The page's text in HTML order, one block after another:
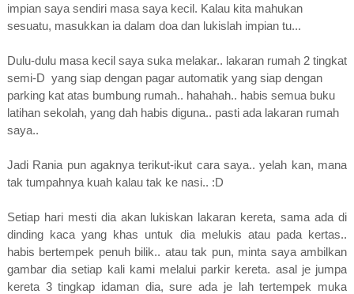
impian saya sendiri masa saya kecil. Kalau kita mahukan
sesuatu, masukkan ia dalam doa dan lukislah impian tu...
Dulu-dulu masa kecil saya suka melakar.. lakaran rumah 2 tingkat
semi-D yang siap dengan pagar automatik yang siap dengan
parking kat atas bumbung rumah.. hahahah.. habis semua buku
latihan sekolah, yang dah habis diguna.. pasti ada lakaran rumah
saya..
Jadi Rania pun agaknya terikut-ikut cara saya.. yelah kan, mana
tak tumpahnya kuah kalau tak ke nasi.. :D
Setiap hari mesti dia akan lukiskan lakaran kereta, sama ada di
dinding kaca yang khas untuk dia melukis atau pada kertas..
habis bertempek penuh bilik.. atau tak pun, minta saya ambilkan
gambar dia setiap kali kami melalui parkir kereta. asal je jumpa
kereta 3 tingkap idaman dia, sure ada je lah tertempek muka